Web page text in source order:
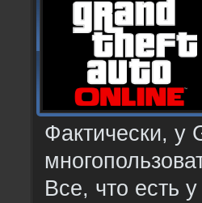
Фактически, у
Все, что есть